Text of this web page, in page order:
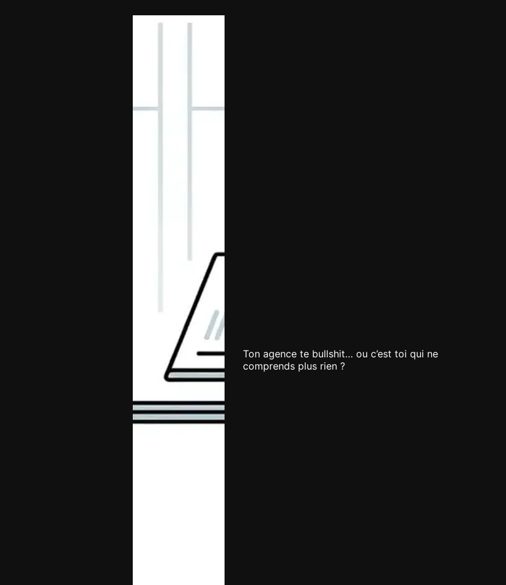
Ton agence te bullshit… ou c’est toi qui ne
comprends plus rien ?